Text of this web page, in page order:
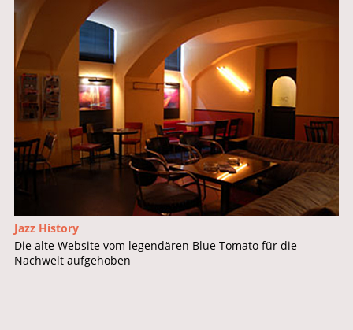
Jazz History
Die alte Website vom legendären Blue Tomato für die
Nachwelt aufgehoben